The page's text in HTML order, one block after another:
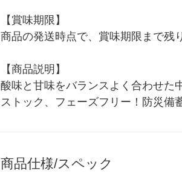
【賞味期限】
商品の発送時点で、賞味期限まで残
【商品説明】
酸味と甘味をバランスよく合わせた
ストック、フェーズフリー！防災備
商品仕様/スペック